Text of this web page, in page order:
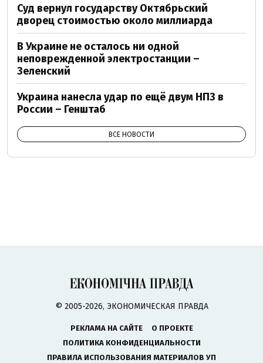
Суд вернул государству Октябрьский
дворец стоимостью около миллиарда
В Украине не осталось ни одной
неповрежденной электростанции –
Зеленский
Украина нанесла удар по ещё двум НПЗ в
России – Генштаб
ВСЕ НОВОСТИ
© 2005-2026, ЭКОНОМИЧЕСКАЯ ПРАВДА
РЕКЛАМА НА САЙТЕ
О ПРОЕКТЕ
ПОЛИТИКА КОНФИДЕНЦИАЛЬНОСТИ
ПРАВИЛА ИСПОЛЬЗОВАНИЯ МАТЕРИАЛОВ УП